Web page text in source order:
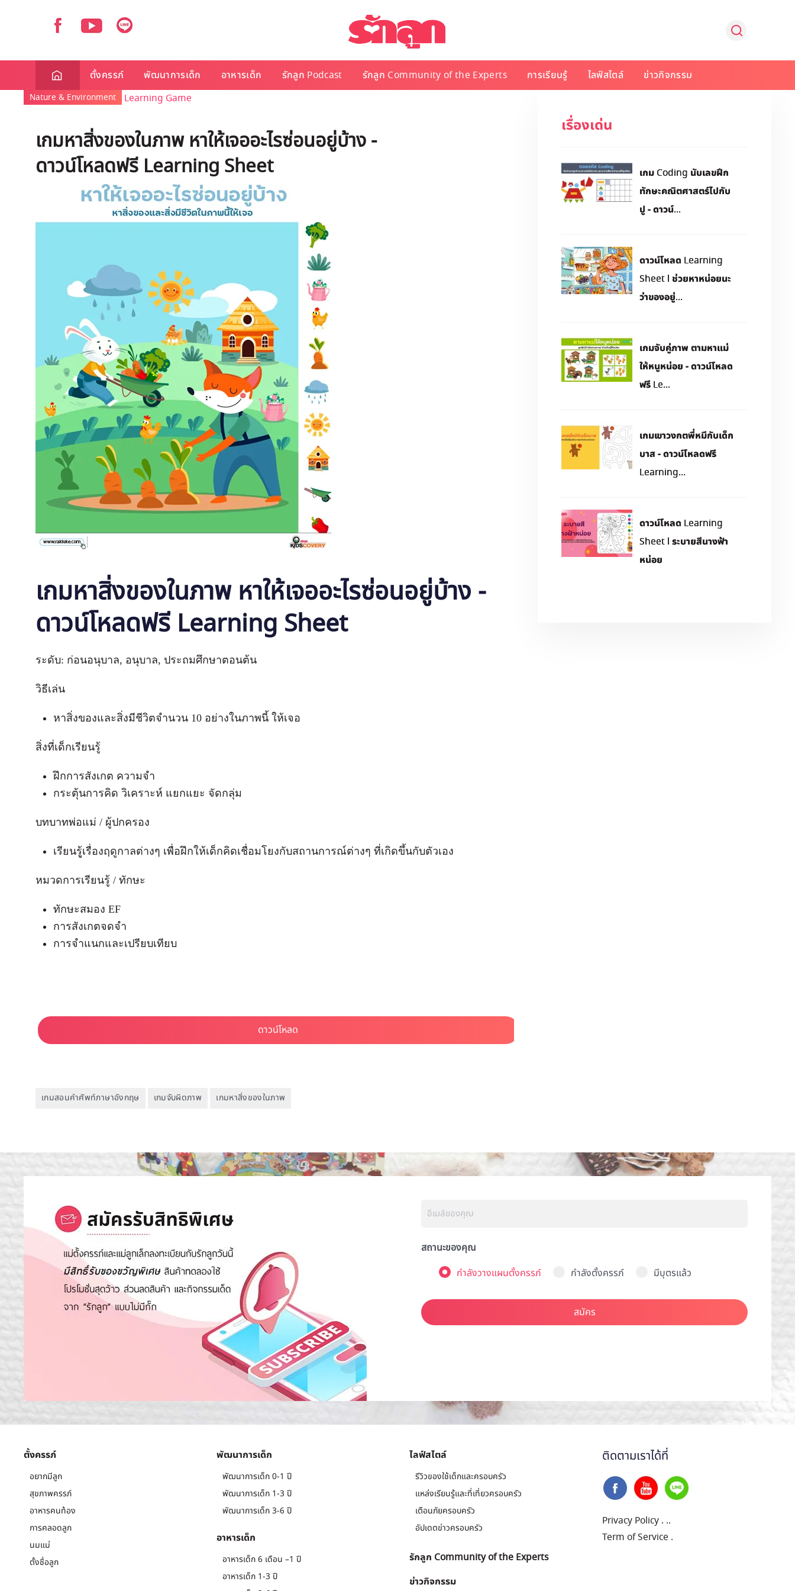
ตั้งครรภ์ พัฒนาการเด็ก อาหารเด็ก รักลูก Podcast รักลูก Community of the Experts การเรียนรู้ ไลฟ์สไตล์ ข่าวกิจกรรม
Nature & Environment Learning Game
เกมหาสิ่งของในภาพ หาให้เจออะไรซ่อนอยู่บ้าง -
ดาวน์โหลดฟรี Learning Sheet
เกมหาสิ่งของในภาพ หาให้เจออะไรซ่อนอยู่บ้าง -
ดาวน์โหลดฟรี Learning Sheet
ระดับ: ก่อนอนุบาล, อนุบาล, ประถมศึกษาตอนต้น
วิธีเล่น
หาสิ่งของและสิ่งมีชีวิตจำนวน 10 อย่างในภาพนี้ ให้เจอ
สิ่งที่เด็กเรียนรู้
ฝึกการสังเกต ความจำ
กระตุ้นการคิด วิเคราะห์ แยกแยะ จัดกลุ่ม
บทบาทพ่อแม่ / ผู้ปกครอง
เรียนรูู้เรื่องฤดูกาลต่างๆ เพื่อฝึกให้เด็กคิดเชื่อมโยงกับสถานการณ์ต่างๆ ที่เกิดขึ้นกับตัวเอง
หมวดการเรียนรู้ / ทักษะ
ทักษะสมอง EF
การสังเกตจดจำ
การจําแนกและเปรียบเทียบ
เกมสอนคำศัพท์ภาษาอังกฤษ เกมจับผิดภาพ เกมหาสิ่งของในภาพ
เรื่องเด่น
เกม Coding นับเลขฝึก
ทักษะคณิตศาสตร์ไปกับ
ปู - ดาวน์...
ดาวน์โหลด Learning
Sheet l ช่วยหาหน่อยนะ
ว่าของอยู่...
เกมจับคู่ภาพ ตามหาแม่
ให้หนูหน่อย - ดาวน์โหลด
ฟรี Le...
เกมเขาวงกตพี่หมีกับเด็ก
บาส - ดาวน์โหลดฟรี
Learning...
ดาวน์โหลด Learning
Sheet l ระบายสีนางฟ้า
หน่อย
สถานะของคุณ
กำลังวางแผนตั้งครรภ์
กำลังตั้งครรภ์ มีบุตรแล้ว
สมัคร
ตั้งครรภ์
อยากมีลูก
สุขภาพครรภ์
อาหารคนท้อง
การคลอดลูก
นมแม่
ตั้งชื่อลูก
พัฒนาการเด็ก
พัฒนาการเด็ก 0-1 ปี
พัฒนาการเด็ก 1-3 ปี
พัฒนาการเด็ก 3-6 ปี
อาหารเด็ก
อาหารเด็ก 6 เดือน –1 ปี
อาหารเด็ก 1-3 ปี
ไลฟ์สไตล์
รีวิวของใช้เด็กและครอบครัว
แหล่งเรียนรู้และที่เที่ยวครอบครัว
เตือนภัยครอบครัว
อัปเดตข่าวครอบครัว
รักลูก Community of the Experts
ข่าวกิจกรรม
ติดตามเราได้ที่
Privacy Policy . ..
Term of Service .